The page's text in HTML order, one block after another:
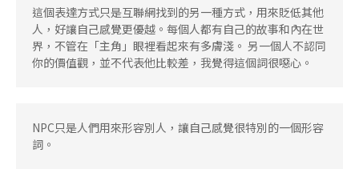
這個表達方式只是互聯網找到的另一種方式，用來貶低其他
人，好讓自己感覺更優越。每個人都有自己的故事和內在世
界，不管在「主角」眼裡看起來有多膚淺。 另一個人不認同
你的價值觀，並不代表他比較差，我覺得這個詞很噁心。
NPC只是人們用來形容別人，讓自己感覺很特別的一個形容
詞。